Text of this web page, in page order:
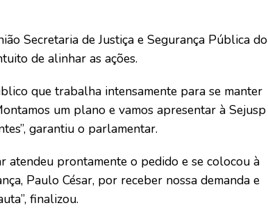
Secretaria de Justiça e Segurança Pública do
de alinhar as ações.
que trabalha intensamente para se manter
um plano e vamos apresentar à Sejusp
garantiu o parlamentar.
atendeu prontamente o pedido e se colocou à
Paulo César, por receber nossa demanda e
finalizou.